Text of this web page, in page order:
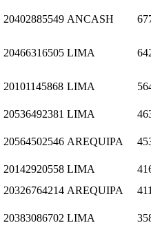
20402885549 ANCASH
20466316505 LIMA
20101145868 LIMA
20536492381 LIMA
20564502546 AREQUIPA
20142920558 LIMA
20326764214 AREQUIPA
20383086702 LIMA